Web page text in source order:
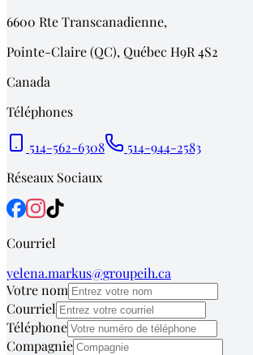
6600 Rte Transcanadienne,
Pointe-Claire (QC), Québec H9R 4S2
Canada
Téléphones
514-562-6308
514-944-2583
Réseaux Sociaux
Courriel
yelena.markus@groupeih.ca
Votre nom
Courriel
Téléphone
Compagnie